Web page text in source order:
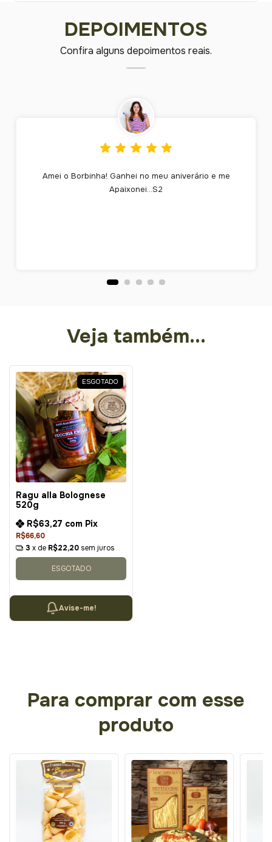
DEPOIMENTOS
Confira alguns depoimentos reais.
Amei o Borbinha! Ganhei no meu aniverário e me
Apaixonei...S2
Veja também...
ESGOTADO
Ragu alla Bolognese
520g
R$66,60
R$63,27 com Pix
3 x de R$22,20 sem juros
ESGOTADO
Avise-me!
Para comprar com esse
produto